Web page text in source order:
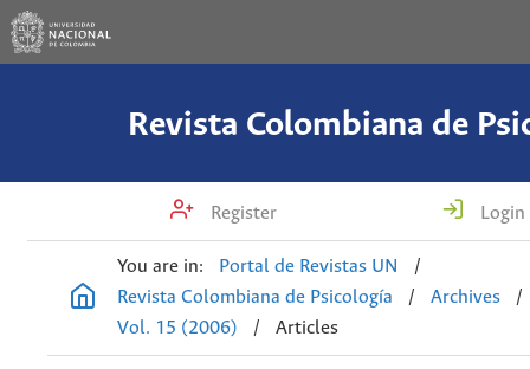
Revista Colombiana de
Register Login
You are in: Portal de Revistas UN
/
Revista Colombiana de Psicología
/ Archives
/
Vol. 15 (2006)
/ Articles